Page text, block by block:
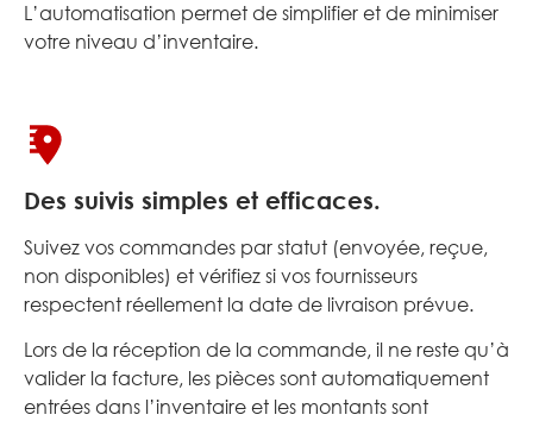
L’automatisation permet de simplifier et de minimiser
votre niveau d’inventaire.
Des suivis simples et efficaces.
Suivez vos commandes par statut (envoyée, reçue,
non disponibles) et vérifiez si vos fournisseurs
respectent réellement la date de livraison prévue.
Lors de la réception de la commande, il ne reste qu’à
valider la facture, les pièces sont automatiquement
entrées dans l’inventaire et les montants sont